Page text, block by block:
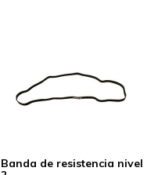
Banda de resistencia nivel